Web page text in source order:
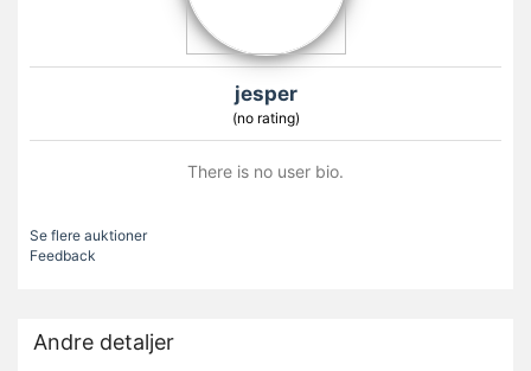
jesper
(no rating)
There is no user bio.
Se flere auktioner
Feedback
Andre detaljer